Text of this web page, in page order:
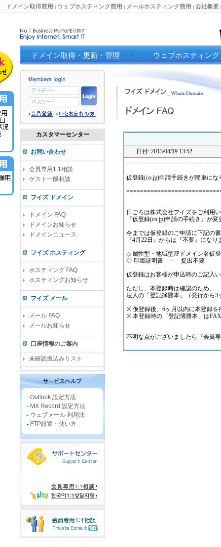
ドメイン取得費用 | ウェブホスティング費用 | メールホスティング費用 | 会社概要
ドメイン取得・更新・管理 ウェブホスティング
カスタマーセンター
お問い合わせ
会員専用1:1相談
ゲスト一般相談
フイズ ドメイン
ドメイン FAQ
ドメインお知らせ
ドメインニュース
フイズ ホスティング
ホスティング FAQ
ホスティングお知らせ
フイズ メール
メール FAQ
メールお知らせ
口座情報のご案内
未確認振込みリスト
- Outlook 設定方法
- MX Record 設定方法
- ウェブメール 利用法
- FTP設置・使い方
日付: 2013/04/19 13:52
仮登録(co.jp)申請手続きが簡単にな
日ごろは株式会社フイズをご利用
『仮登録(co.jp)申請の手続き』が
今までは仮登録のご申請に下記の
『4月22日』からは『不要』になり
◇ 属性型・地域型JPドメイン名仮
◇ 印鑑証明書 － 提出不要
仮登録はお客様が申込時のご記入
ただし、本登録時は確認のため、
法人の「登記簿謄本」（発行から
※ 仮登録後、6ヶ月以内に本登録を
※ 本登録時の「登記簿謄本」は
不明な点がございましたら『会員